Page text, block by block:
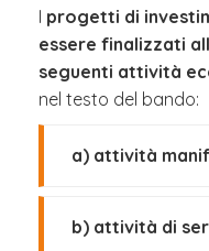
I progetti di
essere finalizzati
seguenti attività
nel testo del bando:
a) attività
b) attività di